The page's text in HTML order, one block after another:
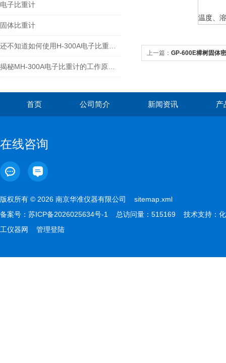
电子比重计
固体比重计
温度、
上一篇： GP-600E樟树固体
首页 公司简介 新闻资讯 产
在线咨询
版权所有 © 2026 南京华准仪器有限公司 sitemap.xml
备案号： 苏ICP备2026025634号-1 总访问量：515169 技术支持： 化
工仪器网
管理登陆